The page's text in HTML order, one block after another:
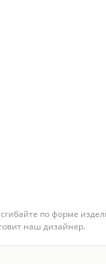
по форме
наш дизайнер.